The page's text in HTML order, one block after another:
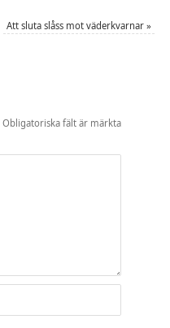
Att sluta slåss mot väderkvarnar»
Obligatoriska fält är märkta